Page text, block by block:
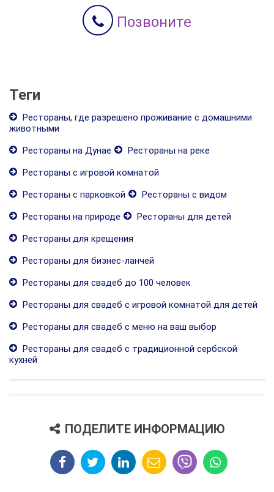
Позвоните
Теги
Рестораны, где разрешено проживание с домашними
животными
Рестораны на Дунае
Рестораны на реке
Рестораны с игровой комнатой
Рестораны с парковкой
Рестораны с видом
Рестораны на природе
Рестораны для детей
Рестораны для крещения
Рестораны для бизнес-ланчей
Рестораны для свадеб до 100 человек
Рестораны для свадеб с игровой комнатой для детей
Рестораны для свадеб с меню на ваш выбор
Рестораны для свадеб с традиционной сербской
кухней
ПОДЕЛИТЕ ИНФОРМАЦИЮ